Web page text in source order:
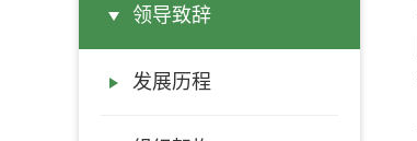
领导致辞
发展历程